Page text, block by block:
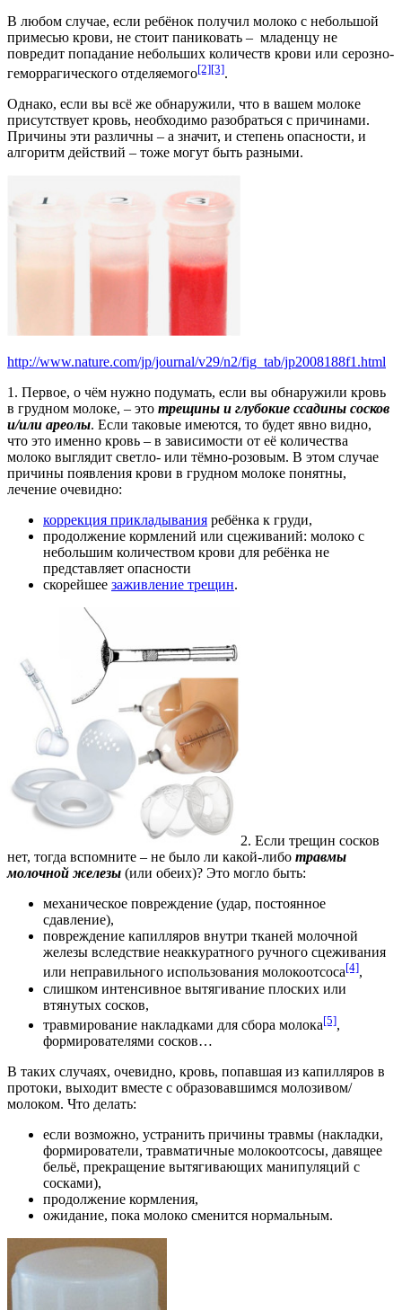
В любом случае, если ребёнок получил молоко с небольшой
примесью крови, не стоит паниковать – младенцу не
повредит попадание небольших количеств крови или серозно-
геморрагического отделяемого[2][3].
Однако, если вы всё же обнаружили, что в вашем молоке
присутствует кровь, необходимо разобраться с причинами.
Причины эти различны – а значит, и степень опасности, и
алгоритм действий – тоже могут быть разными.
http://www.nature.com/jp/journal/v29/n2/fig_tab/jp2008188f1.html
1. Первое, о чём нужно подумать, если вы обнаружили кровь
в грудном молоке, – это трещины и глубокие ссадины сосков
и/или ареолы. Если таковые имеются, то будет явно видно,
что это именно кровь – в зависимости от её количества
молоко выглядит светло- или тёмно-розовым. В этом случае
причины появления крови в грудном молоке понятны,
лечение очевидно:
коррекция прикладывания ребёнка к груди,
продолжение кормлений или сцеживаний: молоко с
небольшим количеством крови для ребёнка не
представляет опасности
скорейшее заживление трещин.
2. Если трещин сосков
нет, тогда вспомните – не было ли какой-либо травмы
молочной железы (или обеих)? Это могло быть:
механическое повреждение (удар, постоянное
сдавление),
повреждение капилляров внутри тканей молочной
железы вследствие неаккуратного ручного сцеживания
или неправильного использования молокоотсоса[4],
слишком интенсивное вытягивание плоских или
втянутых сосков,
травмирование накладками для сбора молока[5],
формирователями сосков…
В таких случаях, очевидно, кровь, попавшая из капилляров в
протоки, выходит вместе с образовавшимся молозивом/
молоком. Что делать:
если возможно, устранить причины травмы (накладки,
формирователи, травматичные молокоотсосы, давящее
бельё, прекращение вытягивающих манипуляций с
сосками),
продолжение кормления,
ожидание, пока молоко сменится нормальным.